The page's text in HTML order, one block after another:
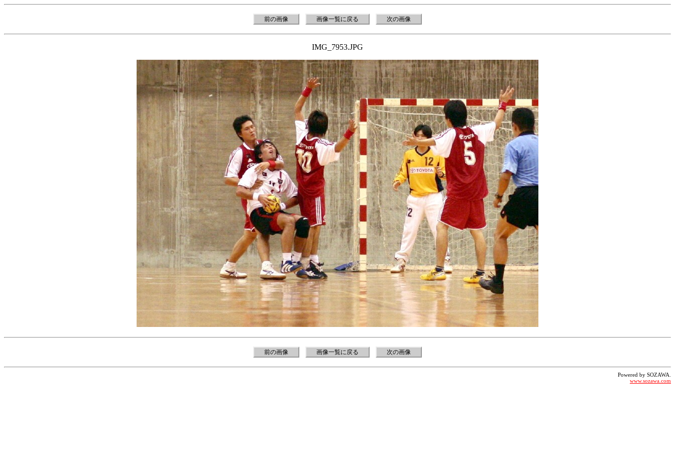
前の画像 画像一覧に戻る 次の画像
IMG_7953.JPG
前の画像 画像一覧に戻る 次の画像
Powered by SOZAWA.
www.sozawa.com